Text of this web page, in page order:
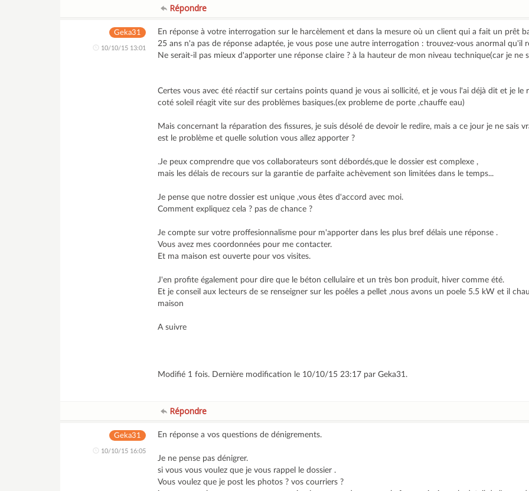
Répondre
Geka31
10/10/15 13:01
En réponse à votre interrogation sur le harcèlement et dans la mesure où un client qui a fait un prêt
25 ans n'a pas de réponse adaptée, je vous pose une autre interrogation : trouvez-vous anormal qu'il
Ne serait-il pas mieux d'apporter une réponse claire ? à la hauteur de mon niveau technique(car je ne
Certes vous avec été réactif sur certains points quand je vous ai sollicité, et je vous l'ai déjà dit et je le
coté soleil réagit vite sur des problèmes basiques.(ex probleme de porte ,chauffe eau)
Mais concernant la réparation des fissures, je suis désolé de devoir le redire, mais a ce jour je ne sais
est le problème et quelle solution vous allez apporter ?
.Je peux comprendre que vos collaborateurs sont débordés,que le dossier est complexe ,
mais les délais de recours sur la garantie de parfaite achèvement son limitées dans le temps...
Je pense que notre dossier est unique ,vous êtes d'accord avec moi.
Comment expliquez cela ? pas de chance ?
Je compte sur votre proffesionnalisme pour m'apporter dans les plus bref délais une réponse .
Vous avez mes coordonnées pour me contacter.
Et ma maison est ouverte pour vos visites.
J'en profite également pour dire que le béton cellulaire et un très bon produit, hiver comme été.
Et je conseil aux lecteurs de se renseigner sur les poêles a pellet ,nous avons un poele 5.5 kW et il
maison
A suivre
Modifié 1 fois. Dernière modification le 10/10/15 23:17 par Geka31.
Répondre
Geka31
10/10/15 16:05
En réponse a vos questions de dénigrements.
Je ne pense pas dénigrer.
si vous vous voulez que je vous rappel le dossier .
Vous voulez que je post les photos ? vos courriers ?